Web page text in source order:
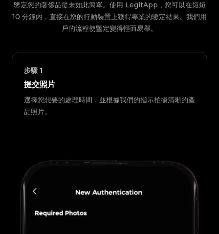
鑒定您的奢侈品從未如此簡單。使用 LegitApp，您可以在短短
10 分鐘內，直接在您的行動裝置上獲得專業的鑒定結果。我們用
戶的流程使鑒定變得輕而易舉。
步驟 1
提交照片
選擇您想要的處理時間，並根據我們的指示拍攝清晰的產
品照片。